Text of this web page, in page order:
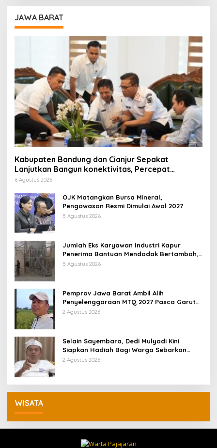
JAWA BARAT
Kabupaten Bandung dan Cianjur Sepakat
Lanjutkan Bangun konektivitas, Percepat
Pertumbuhan Ekonomi Daerah
6 Agustus 2026
OJK Matangkan Bursa Mineral,
Pengawasan Resmi Dimulai Awal 2027
5 Agustus 2026
Jumlah Eks Karyawan Industri Kapur
Penerima Bantuan Mendadak Bertambah,
KDM: Kita Identifikasi
5 Agustus 2026
Pemprov Jawa Barat Ambil Alih
Penyelenggaraan MTQ 2027 Pasca Garut
Mundur Jadi Tuan Rumah
2 Agustus 2026
Selain Sayembara, Dedi Mulyadi Kini
Siapkan Hadiah Bagi Warga Sebarkan
Lokasi Penjualan Narkotika
2 Agustus 2026
WISATA